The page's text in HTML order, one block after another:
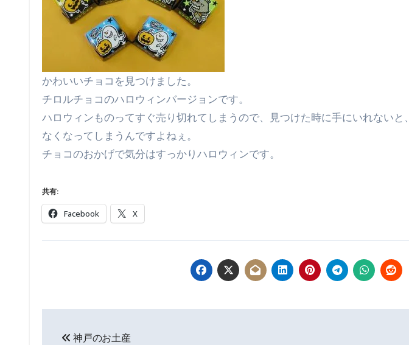
かわいいチョコを見つけました。
チロルチョコのハロウィンバージョンです。
ハロウィンものってすぐ売り切れてしまうので、見つけた時に手にいれないと、
なくなってしまうんですよねぇ。
チョコのおかげで気分はすっかりハロウィンです。
共有:
Facebook X
神戸のお土産